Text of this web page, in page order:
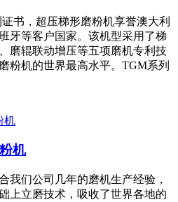
书，超压梯形磨粉机享誉澳大利
牙等客户国家。该机型采用了梯
磨辊联动增压等五项磨机专利技
粉机的世界最高水平。TGM系列
机
我们公司几年的磨机生产经验，
上立磨技术，吸收了世界各地的